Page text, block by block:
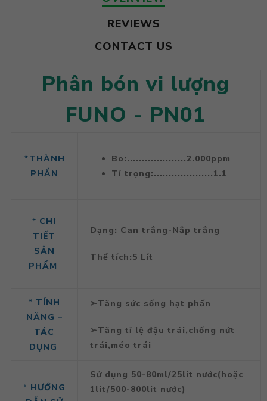
REVIEWS
CONTACT US
Phân bón vi lượng
FUNO - PN01
*THÀNH
PHẦN
Bo:....................2.000ppm
Tỉ trọng:....................1.1
* CHI
TIẾT
SẢN
PHẨM:
Dạng: Can trắng-Nắp trắng
Thể tích:5 Lít
* TÍNH
NĂNG –
TÁC
DỤNG:
➢Tăng sức sống hạt phấn
➢Tăng tỉ lệ đậu trái,chống nứt
trái,méo trái
* HƯỚNG
Sử dụng 50-80ml/25lit nước(hoặc
1lit/500-800lit nước)